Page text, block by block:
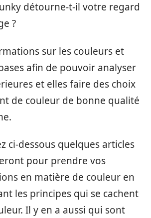
détourne-t-il votre regard
?
sur les couleurs et
afin de pouvoir analyser
et elles faire des choix
de couleur de bonne qualité
ci-dessous quelques articles
pour prendre vos
en matière de couleur en
les principes qui se cachent
Il y en a aussi qui sont